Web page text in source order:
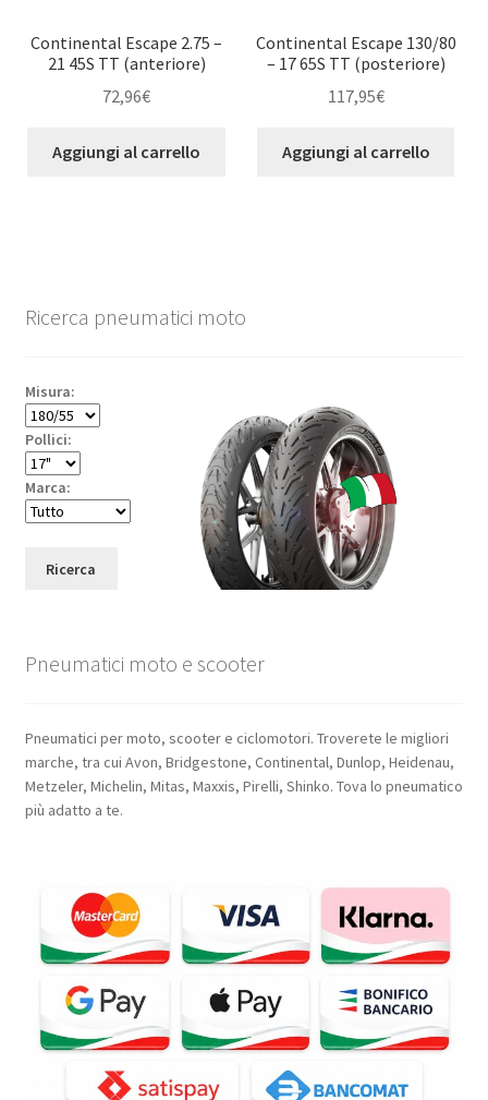
Continental Escape 2.75 –
21 45S TT (anteriore)
72,96€
Aggiungi al carrello
Continental Escape 130/80
– 17 65S TT (posteriore)
117,95€
Aggiungi al carrello
Ricerca pneumatici moto
Misura:
Pollici:
Marca:
Ricerca
Pneumatici moto e scooter
Pneumatici per moto, scooter e ciclomotori. Troverete le migliori
marche, tra cui Avon, Bridgestone, Continental, Dunlop, Heidenau,
Metzeler, Michelin, Mitas, Maxxis, Pirelli, Shinko. Tova lo pneumatico
più adatto a te.